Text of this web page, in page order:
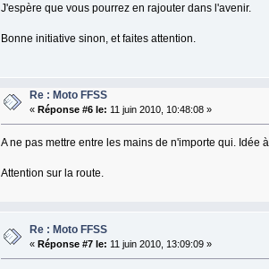
J'espère que vous pourrez en rajouter dans l'avenir.
Bonne initiative sinon, et faites attention.
Re : Moto FFSS
« Réponse #6 le: 11 juin 2010, 10:48:08 »
A ne pas mettre entre les mains de n'importe qui.
Attention sur la route.
Re : Moto FFSS
« Réponse #7 le: 11 juin 2010, 13:09:09 »